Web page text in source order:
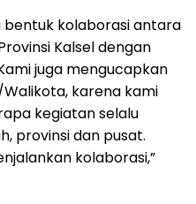
bentuk kolaborasi antara
Kalsel dengan
juga mengucapkan
karena kami
kegiatan selalu
provinsi dan pusat.
kolaborasi,”